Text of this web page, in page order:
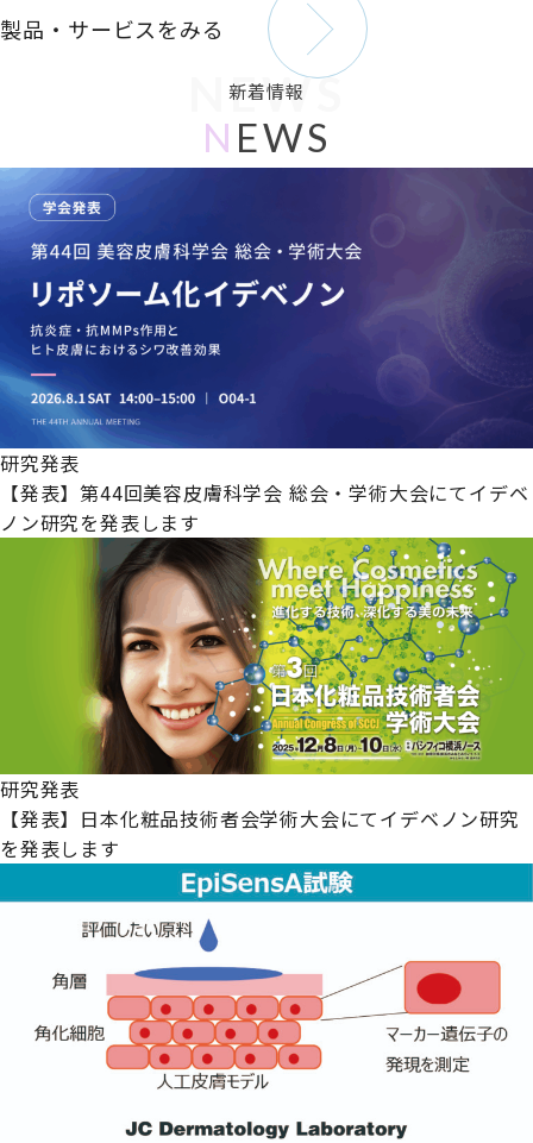
製品・サービスをみる
新着情報
NEWS
N EWS
研究発表
【発表】第44回美容皮膚科学会 総会・学術大会にてイデベ
ノン研究を発表します
研究発表
【発表】日本化粧品技術者会学術大会にてイデベノン研究
を発表します